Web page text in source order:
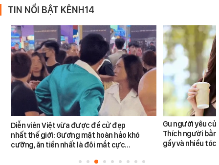
TIN NỔI BẬT KÊNH14
Diễn viên Việt vừa được đề cử đẹp
nhất thế giới: Gương mặt hoàn hảo khó
cưỡng, ăn tiền nhất là đôi mắt cực…
Gu người yêu
Thích người
gầy và nhiều tóc